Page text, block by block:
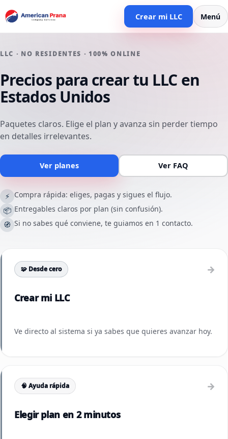
Crear mi LLC Menú
LLC · NO RESIDENTES · 100% ONLINE
Precios para crear tu LLC en
Estados Unidos
Paquetes claros. Elige el plan y avanza sin perder tiempo
en detalles irrelevantes.
Ver planes Ver FAQ
⚡ Compra rápida: eliges, pagas y sigues el flujo.
📦 Entregables claros por plan (sin confusión).
🧭 Si no sabes qué conviene, te guiamos en 1 contacto.
🧩 Desde cero →
Crear mi LLC
Ve directo al sistema si ya sabes que quieres avanzar hoy.
🧠 Ayuda rápida →
Elegir plan en 2 minutos